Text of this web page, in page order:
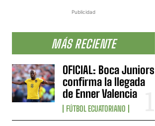
Publicidad
MÁS RECIENTE
OFICIAL: Boca Juniors
confirma la llegada
de Enner Valencia
FÚTBOL ECUATORIANO